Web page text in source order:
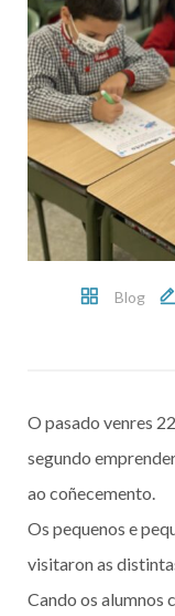
Blog
O pasado venres
segundo
ao coñecemento.
Os pequenos e
visitaron as
Cando os alumnos